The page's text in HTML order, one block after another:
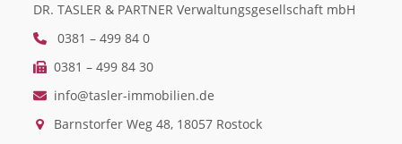
DR. TASLER & PARTNER Verwaltungsgesellschaft mbH
0381 – 499 84 0
0381 – 499 84 30
info@tasler-immobilien.de
Barnstorfer Weg 48, 18057 Rostock